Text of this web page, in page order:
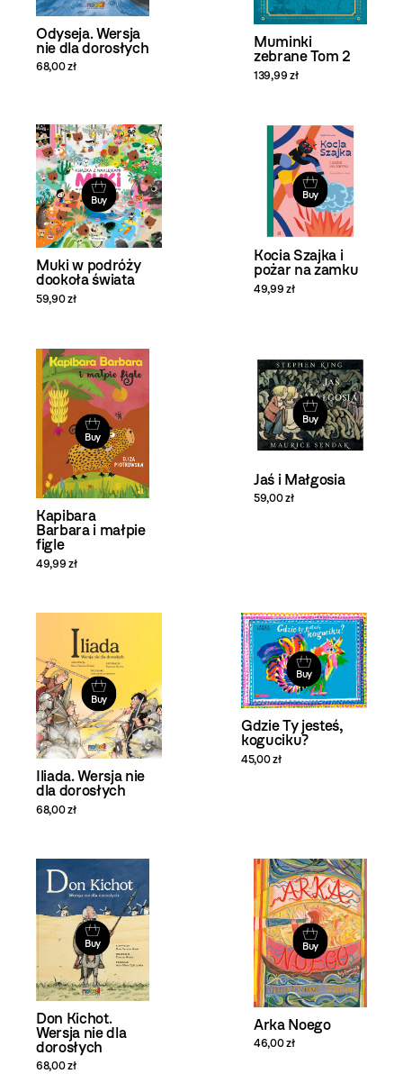
Odyseja. Wersja
nie dla dorosłych
68,00 zł
Muminki
zebrane Tom 2
139,99 zł
Buy
Muki w podróży
dookoła świata
59,90 zł
Buy
Kocia Szajka i
pożar na zamku
49,99 zł
Buy
Kapibara
Barbara i małpie
figle
49,99 zł
Buy
Jaś i Małgosia
59,00 zł
Buy
Iliada. Wersja nie
dla dorosłych
68,00 zł
Buy
Gdzie Ty jesteś,
koguciku?
45,00 zł
Buy
Don Kichot.
Wersja nie dla
dorosłych
68,00 zł
Buy
Arka Noego
46,00 zł